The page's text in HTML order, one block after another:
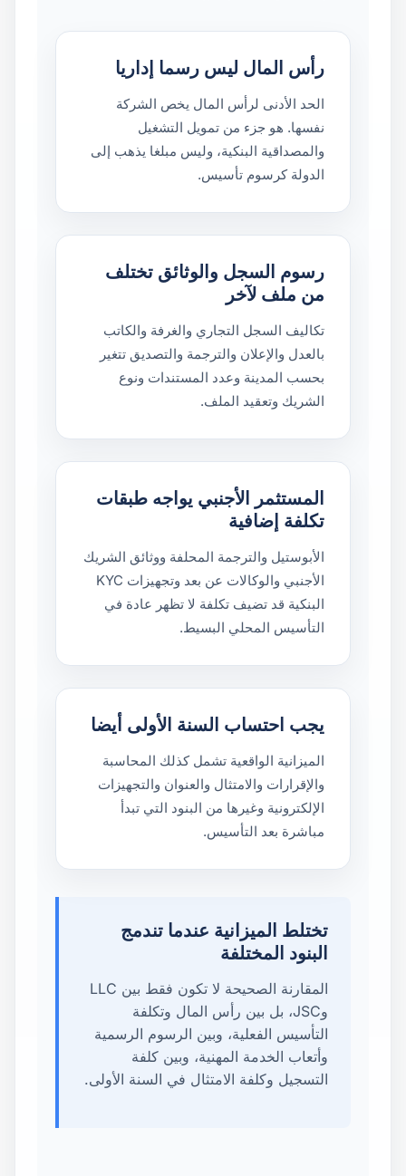
رأس المال ليس رسما إداريا
الحد الأدنى لرأس المال يخص الشركة
نفسها. هو جزء من تمويل التشغيل
والمصداقية البنكية، وليس مبلغا يذهب إلى
الدولة كرسوم تأسيس.
رسوم السجل والوثائق تختلف
من ملف لآخر
تكاليف السجل التجاري والغرفة والكاتب
بالعدل والإعلان والترجمة والتصديق تتغير
بحسب المدينة وعدد المستندات ونوع
الشريك وتعقيد الملف.
المستثمر الأجنبي يواجه طبقات
تكلفة إضافية
الأبوستيل والترجمة المحلفة ووثائق الشريك
الأجنبي والوكالات عن بعد وتجهيزات KYC
البنكية قد تضيف تكلفة لا تظهر عادة في
التأسيس المحلي البسيط.
يجب احتساب السنة الأولى أيضا
الميزانية الواقعية تشمل كذلك المحاسبة
والإقرارات والامتثال والعنوان والتجهيزات
الإلكترونية وغيرها من البنود التي تبدأ
مباشرة بعد التأسيس.
تختلط الميزانية عندما تندمج
البنود المختلفة
المقارنة الصحيحة لا تكون فقط بين LLC
وJSC، بل بين رأس المال وتكلفة
التأسيس الفعلية، وبين الرسوم الرسمية
وأتعاب الخدمة المهنية، وبين كلفة
التسجيل وكلفة الامتثال في السنة الأولى.